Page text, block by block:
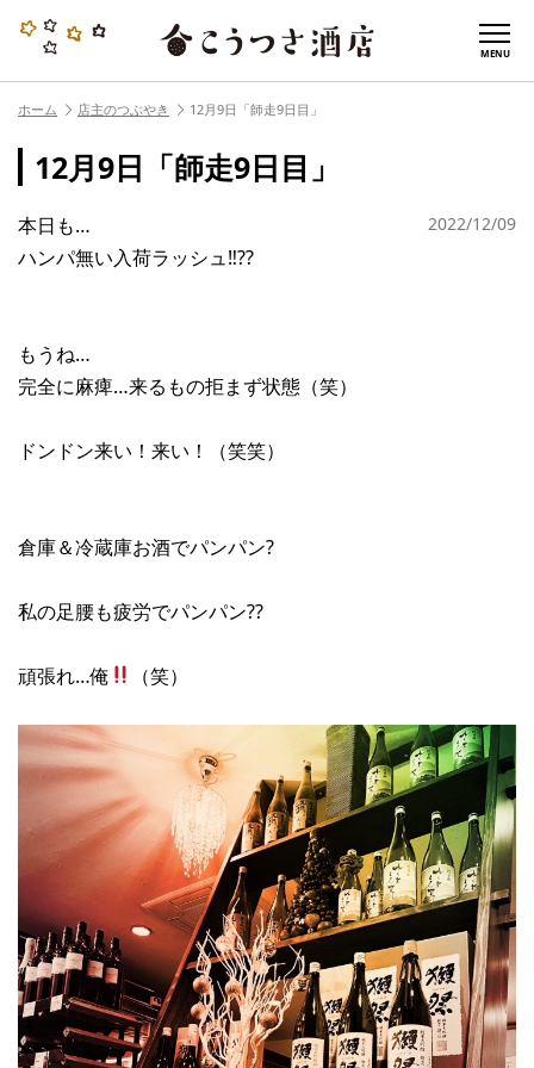
MENU
ホーム 店主のつぶやき 12月9日「師走9日目」
12月9日「師走9日目」
2022/12/09
本日も…
ハンパ無い入荷ラッシュ‼︎??
もうね…
完全に麻痺…来るもの拒まず状態（笑）
ドンドン来い！来い！（笑笑）
倉庫＆冷蔵庫お酒でパンパン?
私の足腰も疲労でパンパン??
頑張れ…俺 （笑）